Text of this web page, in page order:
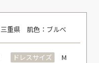
三重県 肌色：ブルべ
ドレスサイズ M